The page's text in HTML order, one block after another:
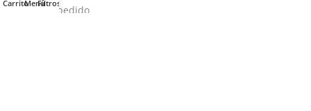
Rastrear mi pedido
CarritoMenúFiltros